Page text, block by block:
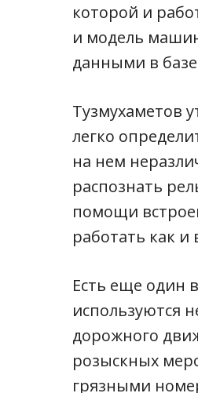
которой и
и модель
данными в
Тузмухаметов
легко
на нем
распознать
помощи
работать как
Есть еще
используются
дорожного
розыскных
грязными